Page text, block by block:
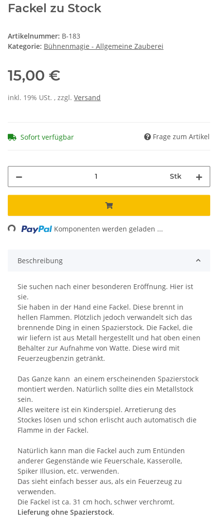
Fackel zu Stock
Artikelnummer: B-183
Kategorie: Bühnenmagie - Allgemeine Zauberei
15,00 €
inkl. 19% USt. , zzgl. Versand
Sofort verfügbar Frage zum Artikel
Stk
Komponenten werden geladen ...
Beschreibung
Sie suchen nach einer besonderen Eröffnung. Hier ist
sie.
Sie haben in der Hand eine Fackel. Diese brennt in
hellen Flammen. Plötzlich jedoch verwandelt sich das
brennende Ding in einen Spazierstock. Die Fackel, die
wir liefern ist aus Metall hergestellt und hat oben einen
Behälter zur Aufnahme von Watte. Diese wird mit
Feuerzeugbenzin getränkt.
Das Ganze kann an einem erscheinenden Spazierstock
montiert werden. Natürlich sollte dies ein Metallstock
sein.
Alles weitere ist ein Kinderspiel. Arretierung des
Stockes lösen und schon erlischt auch automatisch die
Flamme in der Fackel.
Natürlich kann man die Fackel auch zum Entünden
anderer Gegenstände wie Feuerschale, Kasserolle,
Spiker Illusion, etc. verwenden.
Das sieht einfach besser aus, als ein Feuerzeug zu
verwenden.
Die Fackel ist ca. 31 cm hoch, schwer verchromt.
Lieferung ohne Spazierstock.